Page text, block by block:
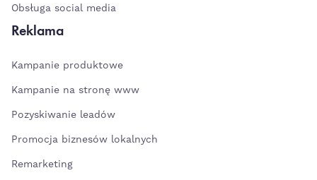
Obsługa social media
Reklama
Kampanie produktowe
Kampanie na stronę www
Pozyskiwanie leadów
Promocja biznesów lokalnych
Remarketing